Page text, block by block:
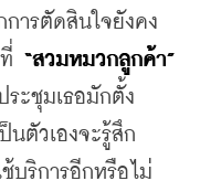
ารตัดสินใจยังคง
“สวมหมวกลูกค้า”
ะชุมเธอมักตั้ง
นตัวเองจะรู้สึก
บริการอีกหรือไม่